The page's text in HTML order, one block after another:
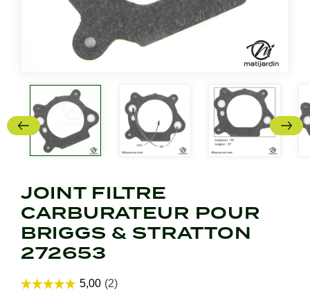
JOINT FILTRE
CARBURATEUR POUR
BRIGGS & STRATTON
272653